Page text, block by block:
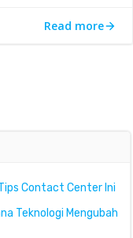
Read more
Contact Center Ini
Teknologi Mengubah